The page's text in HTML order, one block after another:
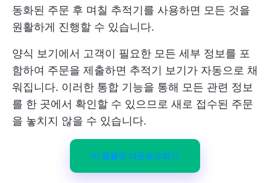
동화된 주문 후 며칠 추적기를 사용하면 모든 것을
원활하게 진행할 수 있습니다.
양식 보기에서 고객이 필요한 모든 세부 정보를 포
함하여 주문을 제출하면 추적기 보기가 자동으로 채
워집니다. 이러한 통합 기능을 통해 모든 관련 정보
를 한 곳에서 확인할 수 있으므로 새로 접수된 주문
을 놓치지 않을 수 있습니다.
이 템플릿 다운로드하기